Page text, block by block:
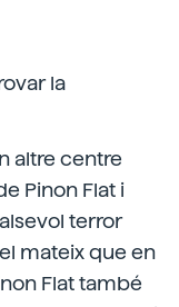
la
altre centre
Pinon Flat i
terror
mateix que en
Flat també